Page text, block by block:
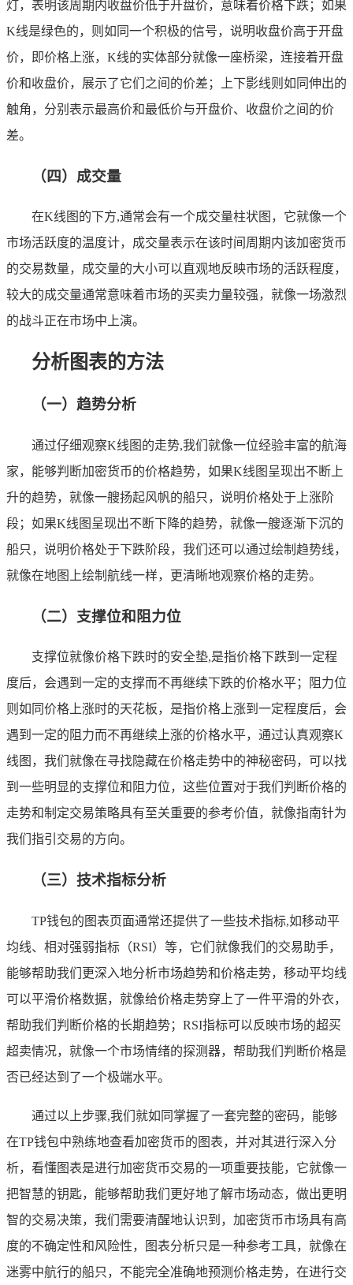
灯，表明该周期内收盘价低于开盘价，意味着价格下跌；如果
K线是绿色的，则如同一个积极的信号，说明收盘价高于开盘
价，即价格上涨，K线的实体部分就像一座桥梁，连接着开盘
价和收盘价，展示了它们之间的价差；上下影线则如同伸出的
触角，分别表示最高价和最低价与开盘价、收盘价之间的价
差。
（四）成交量
在K线图的下方,通常会有一个成交量柱状图，它就像一个
市场活跃度的温度计，成交量表示在该时间周期内该加密货币
的交易数量，成交量的大小可以直观地反映市场的活跃程度，
较大的成交量通常意味着市场的买卖力量较强，就像一场激烈
的战斗正在市场中上演。
分析图表的方法
（一）趋势分析
通过仔细观察K线图的走势,我们就像一位经验丰富的航海
家，能够判断加密货币的价格趋势，如果K线图呈现出不断上
升的趋势，就像一艘扬起风帆的船只，说明价格处于上涨阶
段；如果K线图呈现出不断下降的趋势，就像一艘逐渐下沉的
船只，说明价格处于下跌阶段，我们还可以通过绘制趋势线，
就像在地图上绘制航线一样，更清晰地观察价格的走势。
（二）支撑位和阻力位
支撑位就像价格下跌时的安全垫,是指价格下跌到一定程
度后，会遇到一定的支撑而不再继续下跌的价格水平；阻力位
则如同价格上涨时的天花板，是指价格上涨到一定程度后，会
遇到一定的阻力而不再继续上涨的价格水平，通过认真观察K
线图，我们就像在寻找隐藏在价格走势中的神秘密码，可以找
到一些明显的支撑位和阻力位，这些位置对于我们判断价格的
走势和制定交易策略具有至关重要的参考价值，就像指南针为
我们指引交易的方向。
（三）技术指标分析
TP钱包的图表页面通常还提供了一些技术指标,如移动平
均线、相对强弱指标（RSI）等，它们就像我们的交易助手，
能够帮助我们更深入地分析市场趋势和价格走势，移动平均线
可以平滑价格数据，就像给价格走势穿上了一件平滑的外衣，
帮助我们判断价格的长期趋势；RSI指标可以反映市场的超买
超卖情况，就像一个市场情绪的探测器，帮助我们判断价格是
否已经达到了一个极端水平。
通过以上步骤,我们就如同掌握了一套完整的密码，能够
在TP钱包中熟练地查看加密货币的图表，并对其进行深入分
析，看懂图表是进行加密货币交易的一项重要技能，它就像一
把智慧的钥匙，能够帮助我们更好地了解市场动态，做出更明
智的交易决策，我们需要清醒地认识到，加密货币市场具有高
度的不确定性和风险性，图表分析只是一种参考工具，就像在
迷雾中航行的船只，不能完全准确地预测价格走势，在进行交